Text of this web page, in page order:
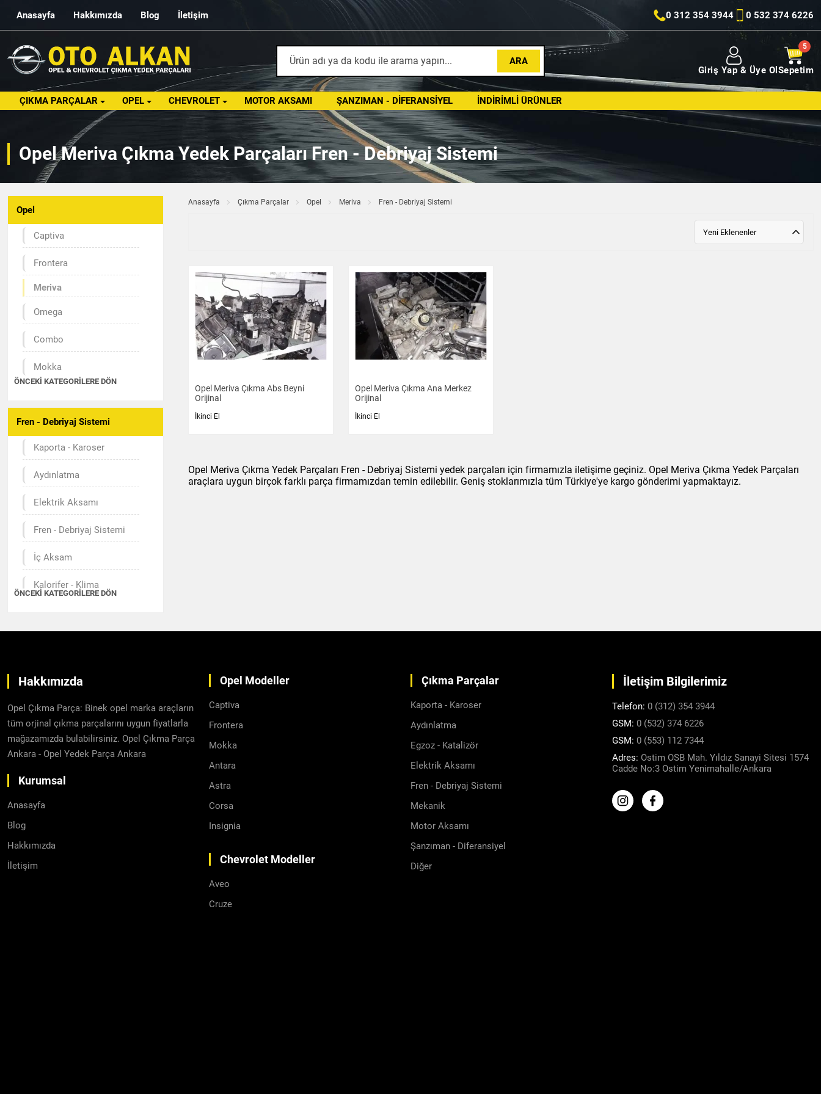
Anasayfa Hakkımızda Blog İletişim 0 312 354 3944 0 532 374 6226
ARA
Giriş Yap & Üye Ol Sepetim
ÇIKMA PARÇALAR OPEL CHEVROLET MOTOR AKSAMI ŞANZIMAN - DIFERANSIYEL İNDIRIMLI ÜRÜNLER
Opel Meriva Çıkma Yedek Parçaları Fren - Debriyaj Sistemi
Opel
Captiva
Frontera
Meriva
Omega
Combo
Mokka
Zafira
Vectra
Astra
Corsa
Insignia
ÖNCEKI KATEGORILERE DÖN
Fren - Debriyaj Sistemi
Kaporta - Karoser
Aydınlatma
Elektrik Aksamı
Fren - Debriyaj Sistemi
İç Aksam
Kalorifer - Klima
Yakıt Sistemi
Airbag
Emniyet Kemer ve
Aksesuarları
ÖNCEKI KATEGORILERE DÖN
Anasayfa Çıkma Parçalar Opel Meriva Fren - Debriyaj Sistemi
Yeni Eklenenler
Opel Meriva Çıkma Abs Beyni
Orijinal
İkinci El
Opel Meriva Çıkma Ana Merkez
Orijinal
İkinci El
Opel Meriva Çıkma Yedek Parçaları Fren - Debriyaj Sistemi yedek parçaları için firmamızla iletişime geçiniz. Opel Meriva Çıkma Yedek Parçaları
araçlara uygun birçok farklı parça firmamızdan temin edilebilir. Geniş stoklarımızla tüm Türkiye'ye kargo gönderimi yapmaktayız.
Hakkımızda
Opel Çıkma Parça: Binek opel marka araçların
tüm orjinal çıkma parçalarını uygun fiyatlarla
mağazamızda bulabilirsiniz. Opel Çıkma Parça
Ankara - Opel Yedek Parça Ankara
Kurumsal
Anasayfa
Blog
Hakkımızda
İletişim
Opel Modeller
Captiva
Frontera
Mokka
Antara
Astra
Corsa
Insignia
Chevrolet Modeller
Aveo
Cruze
Çıkma Parçalar
Kaporta - Karoser
Aydınlatma
Egzoz - Katalizör
Elektrik Aksamı
Fren - Debriyaj Sistemi
Mekanik
Motor Aksamı
Şanzıman - Diferansiyel
Diğer
İletişim Bilgilerimiz
Telefon: 0 (312) 354 3944
GSM: 0 (532) 374 6226
GSM: 0 (553) 112 7344
Adres: Ostim OSB Mah. Yıldız Sanayi Sitesi 1574
Cadde No:3 Ostim Yenimahalle/Ankara